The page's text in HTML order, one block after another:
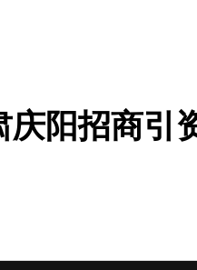
阳招商引